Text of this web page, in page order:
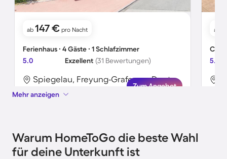
ab 147 € pro Nacht
Ferienhaus ∙ 4 Gäste ∙ 1 Schlafzimmer
5.0
Exzellent (31 Bewertungen)
Spiegelau, Freyung-Grafenau, Deutschland
Zum Angebot
ab
5.0
Mehr anzeigen
Warum HomeToGo die beste Wahl
für deine Unterkunft ist